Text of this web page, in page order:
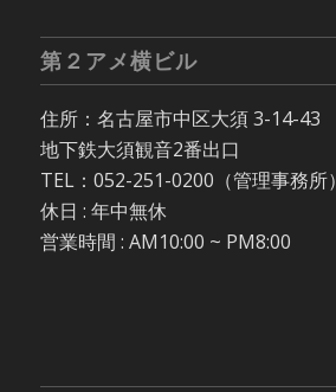
第２アメ横ビル
住所：名古屋市中区大須 3-14-43
地下鉄大須観音2番出口
TEL：052-251-0200（管理事務所）
休日 : 年中無休
営業時間 : AM10:00 ~ PM8:00